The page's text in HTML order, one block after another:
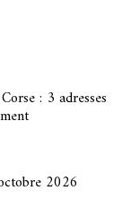
: 3 adresses
2026